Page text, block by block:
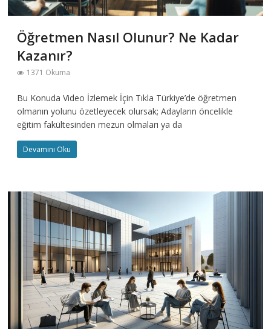
Öğretmen Nasıl Olunur? Ne Kadar
Kazanır?
1371 Okuma
Bu Konuda Video İzlemek İçin Tıkla Türkiye’de öğretmen
olmanın yolunu özetleyecek olursak; Adayların öncelikle
eğitim fakültesinden mezun olmaları ya da
Devamını Oku